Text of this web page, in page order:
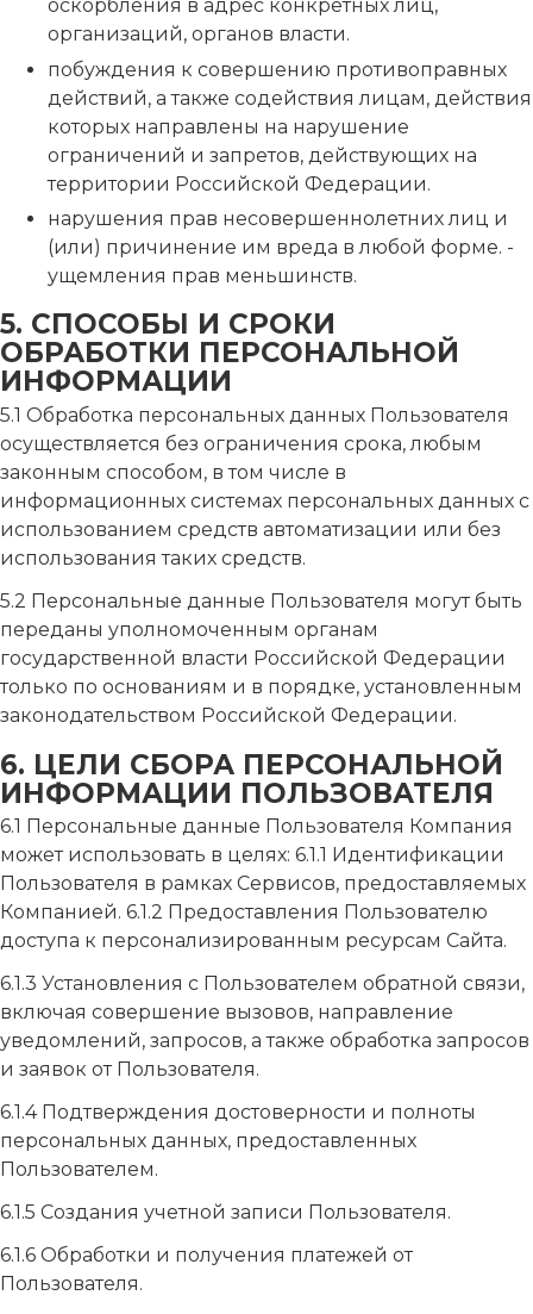
оскорбления в адрес конкретных лиц,
организаций, органов власти.
побуждения к совершению противоправных
действий, а также содействия лицам, действия
которых направлены на нарушение
ограничений и запретов, действующих на
территории Российской Федерации.
нарушения прав несовершеннолетних лиц и
(или) причинение им вреда в любой форме. -
ущемления прав меньшинств.
5. СПОСОБЫ И СРОКИ
ОБРАБОТКИ ПЕРСОНАЛЬНОЙ
ИНФОРМАЦИИ
5.1 Обработка персональных данных Пользователя
осуществляется без ограничения срока, любым
законным способом, в том числе в
информационных системах персональных данных с
использованием средств автоматизации или без
использования таких средств.
5.2 Персональные данные Пользователя могут быть
переданы уполномоченным органам
государственной власти Российской Федерации
только по основаниям и в порядке, установленным
законодательством Российской Федерации.
6. ЦЕЛИ СБОРА ПЕРСОНАЛЬНОЙ
ИНФОРМАЦИИ ПОЛЬЗОВАТЕЛЯ
6.1 Персональные данные Пользователя Компания
может использовать в целях: 6.1.1 Идентификации
Пользователя в рамках Сервисов, предоставляемых
Компанией. 6.1.2 Предоставления Пользователю
доступа к персонализированным ресурсам Сайта.
6.1.3 Установления с Пользователем обратной связи,
включая совершение вызовов, направление
уведомлений, запросов, а также обработка запросов
и заявок от Пользователя.
6.1.4 Подтверждения достоверности и полноты
персональных данных, предоставленных
Пользователем.
6.1.5 Создания учетной записи Пользователя.
6.1.6 Обработки и получения платежей от
Пользователя.